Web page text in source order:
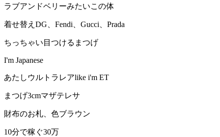
ラブアンドベリーみたいこの体
着せ替えDG、Fendi、Gucci、Prada
ちっちゃい目つけるまつげ
I'm Japanese
あたしウルトラレアlike i'm ET
まつげ3cmマザテレサ
財布のお札、色ブラウン
10分で稼ぐ30万